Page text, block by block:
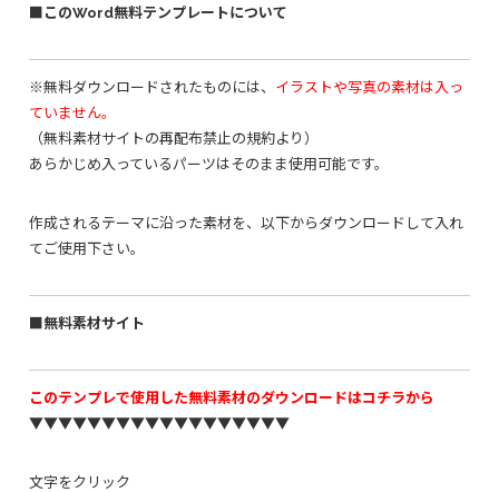
■このWord無料テンプレートについて
※無料ダウンロードされたものには、 イラストや写真の素材は入っ
ていません。
（無料素材サイトの再配布禁止の規約より）
あらかじめ入っているパーツはそのまま使用可能です。
作成されるテーマに沿った素材を、以下からダウンロードして入れ
てご使用下さい。
■無料素材サイト
このテンプレで使用した無料素材のダウンロードはコチラから
▼▼▼▼▼▼▼▼▼▼▼▼▼▼▼▼▼▼
文字をクリック